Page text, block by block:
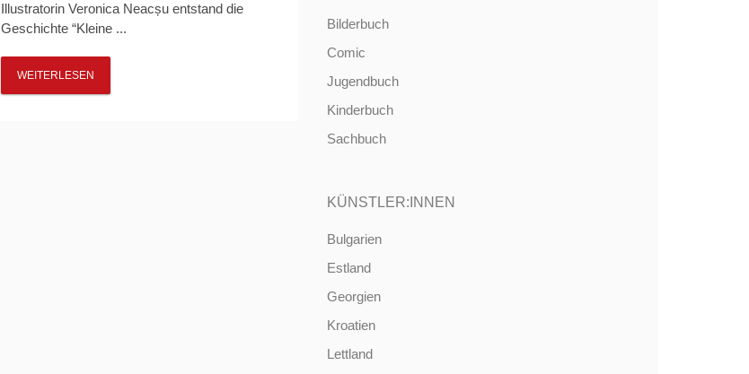
Illustratorin Veronica Neacșu entstand die
Geschichte “Kleine ...
WEITERLESEN
Bilderbuch
Comic
Jugendbuch
Kinderbuch
Sachbuch
KÜNSTLER:INNEN
Bulgarien
Estland
Georgien
Kroatien
Lettland